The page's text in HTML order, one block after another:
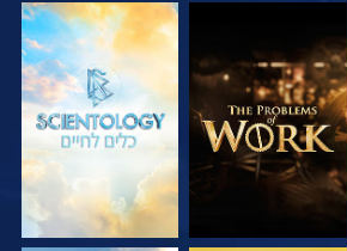
בדוק את הסדרה בדוק את הסדרה